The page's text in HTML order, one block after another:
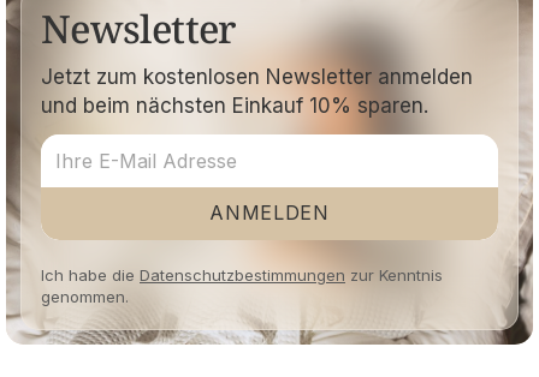
Newsletter
Jetzt zum kostenlosen Newsletter anmelden
und beim nächsten Einkauf 10% sparen.
ANMELDEN
Ich habe die Datenschutzbestimmungen zur Kenntnis
genommen.